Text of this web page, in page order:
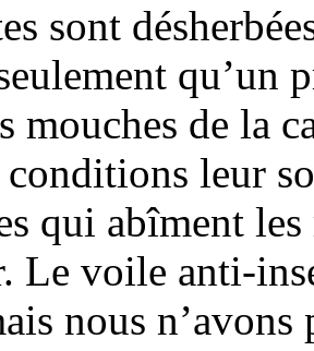
sont
qu’un
mouches de la
conditions leur
qui abîment les
Le voile anti-
nous